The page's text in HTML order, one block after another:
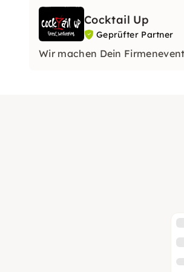
Cocktail Up
Geprüfter Partner
Wir machen Dein